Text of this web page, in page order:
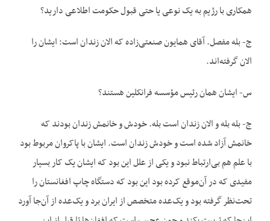
همکاری با رژیم به یک نوعی یا حتی قبول حکومت اطلاعی دارید؟
ج- بله مفصل. آقای همایون صنعتی‌زاده که الان زندان است: ایشان را
الان گرفته‌اند.
س- ایشان همان رئیس مؤسسه فرانکلین هستند؟
ج- بله بله و الان زندان است بله. خودش و خانمش زندان بودند که
خانمش آزاد شده است و خودش زندان است. ایشان با پاکروان مربوط بود
با علم هم بی‌ارتباط نبود و یکی از علل این بود که ایشان یک کار بسیار
مفیدی که در آن‌موقع کرده بود این بود که دستگاه چاپ افغانستان را
تحت‌نظر گرفته بود و یک‌عده متخصص از ایران برد و یک‌عده از آن‌جا آورد